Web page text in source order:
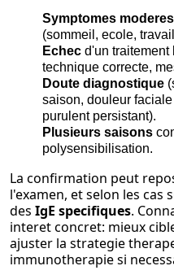
Symptomes
(sommeil, ecole,
Echec d'un traitement
technique correcte,
Doute diagnostique
saison, douleur
purulent persistant).
Plusieurs saisons
polysensibilisation.
La confirmation peut
l'examen, et selon les cas
des IgE specifiques.
interet concret: mieux
ajuster la strategie
immunotherapie si